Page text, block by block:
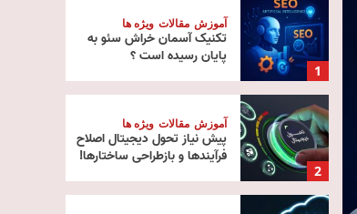
1
آموزش مقالات ویژه ها
تکنیک آسمان خراش سئو به
پایان رسیده است ؟
2
آموزش مقالات ویژه ها
پیش‌ نیاز تحول دیجیتال اصلاح
فرآیندها و بازطراحی ساختارها!